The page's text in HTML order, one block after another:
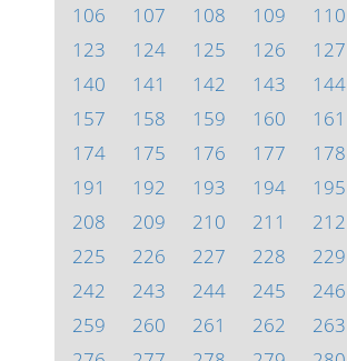
106
107 108 109 110
123
124 125 126 127
140
141 142 143 144
157
158 159 160 161
174
175 176 177 178
191
192 193 194 195
208
209 210 211 212
225
226 227 228 229
242
243 244 245 246
259
260 261 262 263